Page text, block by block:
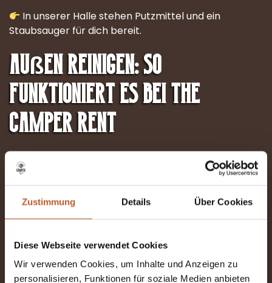
Zustimmung Details Über Cookies
Diese Webseite verwendet Cookies
Wir verwenden Cookies, um Inhalte und Anzeigen zu
personalisieren, Funktionen für soziale Medien anbieten
In unserer Halle stehen Putzmittel und ein
Staubsauger für dich bereit.
Außen reinigen: So
funktioniert es bei The
Camper Rent
Die Außenwäsche musst du nicht selbst
übernehmen.
Das Wohnmobil muss bis spätestens10:00 Uhr
innen gereinigt bei uns am Hof stehen.